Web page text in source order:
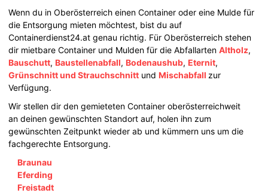
Wenn du in Oberösterreich einen Container oder eine Mulde für
die Entsorgung mieten möchtest, bist du auf
Containerdienst24.at genau richtig. Für Oberösterreich stehen
dir mietbare Container und Mulden für die AbfallartenAltholz,
Bauschutt, Baustellenabfall, Bodenaushub, Eternit,
Grünschnitt und Strauchschnitt und Mischabfall zur
Verfügung.
Wir stellen dir den gemieteten Container oberösterreichweit
an deinen gewünschten Standort auf, holen ihn zum
gewünschten Zeitpunkt wieder ab und kümmern uns um die
fachgerechte Entsorgung.
Braunau
Eferding
Freistadt